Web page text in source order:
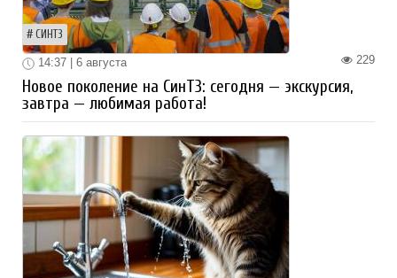
СИНТЗ
229
14:37 | 6 августа
Новое поколение на СинТЗ: сегодня — экскурсия,
завтра — любимая работа!